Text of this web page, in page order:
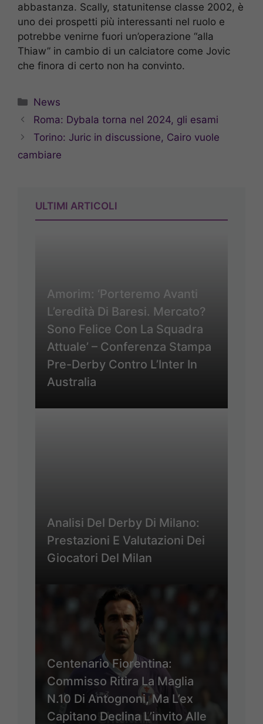
abbastanza. Scally, statunitense classe 2002, è
uno dei prospetti più interessanti nel ruolo e
potrebbe venirne fuori un’operazione “alla
Thiaw” in cambio di un calciatore come Jovic
che finora di certo non ha convinto.
Categorie
News
Roma: Dybala torna nel 2024, gli esami
Torino: Juric in discussione, Cairo vuole
cambiare
ULTIMI ARTICOLI
Amorim: ‘Porteremo Avanti
L’eredità Di Baresi. Mercato?
Sono Felice Con La Squadra
Attuale’ – Conferenza Stampa
Pre-Derby Contro L’Inter In
Australia
Analisi Del Derby Di Milano:
Prestazioni E Valutazioni Dei
Giocatori Del Milan
Centenario Fiorentina:
Commisso Ritira La Maglia
N.10 Di Antognoni, Ma L’ex
Capitano Declina L’invito Alle